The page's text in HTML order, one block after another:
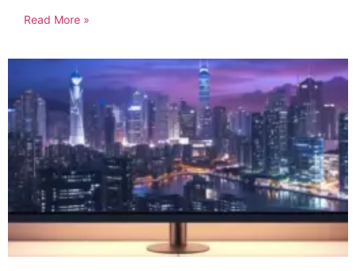
Read More »